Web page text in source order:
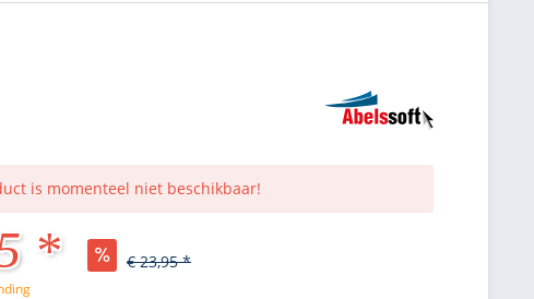
is momenteel niet beschikbaar!
* € 23,95 *